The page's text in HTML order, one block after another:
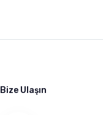
Bize Ulaşın